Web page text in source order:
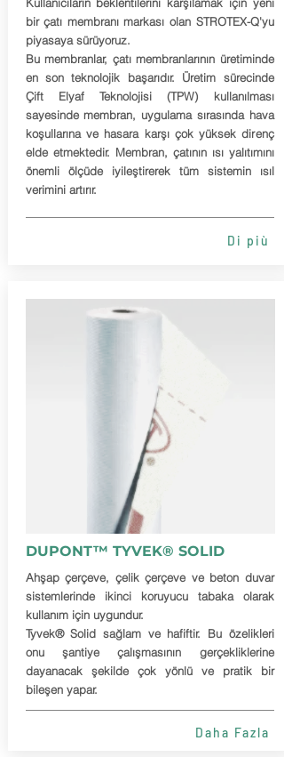
bir çatı membranı markası olan STROTEX-Q'yu
piyasaya sürüyoruz.
Bu membranlar, çatı membranlarının üretiminde
en son teknolojik başarıdır. Üretim sürecinde
Çift Elyaf Teknolojisi (TPW) kullanılması
sayesinde membran, uygulama sırasında hava
koşullarına ve hasara karşı çok yüksek direnç
elde etmektedir. Membran, çatının ısı yalıtımını
önemli ölçüde iyileştirerek tüm sistemin ısıl
verimini artırır.
Di più
DUPONT™ TYVEK® SOLID
Ahşap çerçeve, çelik çerçeve ve beton duvar
sistemlerinde ikinci koruyucu tabaka olarak
kullanım için uygundur.
Tyvek® Solid sağlam ve hafiftir. Bu özelikleri
onu şantiye çalışmasının gerçekliklerine
dayanacak şekilde çok yönlü ve pratik bir
bileşen yapar.
Daha Fazla